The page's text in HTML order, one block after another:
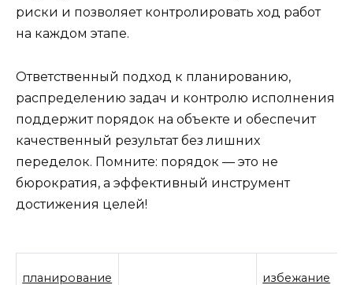
риски и позволяет контролировать ход работ
на каждом этапе.
Ответственный подход к планированию,
распределению задач и контролю исполнения
поддержит порядок на объекте и обеспечит
качественный результат без лишних
переделок. Помните: порядок — это не
бюрократия, а эффективный инструмент
достижения целей!
планирование избежание